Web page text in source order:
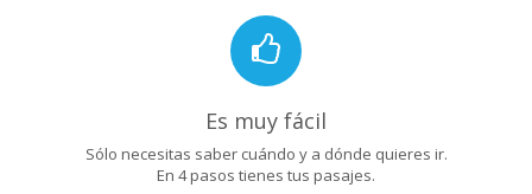
Es muy fácil
Sólo necesitas saber cuándo y a dónde quieres ir.
En 4 pasos tienes tus pasajes.